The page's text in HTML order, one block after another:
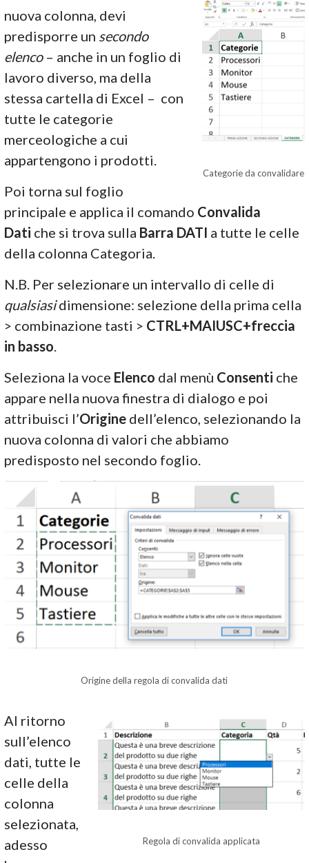
Categorie da convalidare
nuova colonna, devi
predisporre un secondo
elenco– anche in un foglio di
lavoro diverso, ma della
stessa cartella di Excel – con
tutte le categorie
merceologiche a cui
appartengono i prodotti.
Poi torna sul foglio
principale e applica il comando Convalida
Dati che si trova sulla Barra DATI a tutte le celle
della colonna Categoria.
N.B. Per selezionare un intervallo di celle di
qualsiasidimensione: selezione della prima cella
> combinazione tasti > CTRL+MAIUSC+freccia
in basso.
Seleziona la voce Elenco dal menù Consenti che
appare nella nuova finestra di dialogo e poi
attribuisci l’Origine dell’elenco, selezionando la
nuova colonna di valori che abbiamo
predisposto nel secondo foglio.
Origine della regola di convalida dati
Regola di convalida applicata
Al ritorno
sull’elenco
dati, tutte le
celle della
colonna
selezionata,
adesso